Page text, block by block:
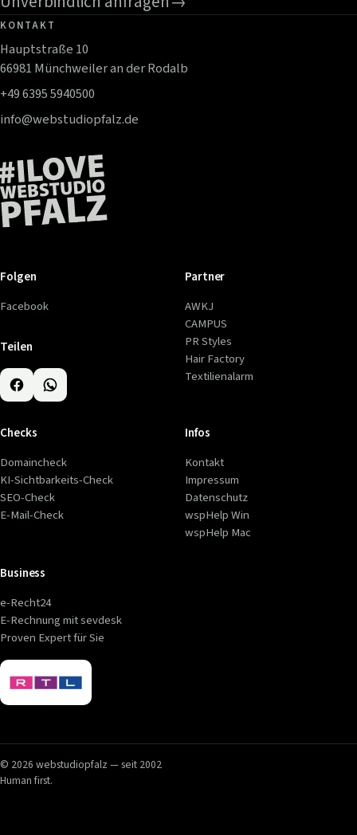
KONTAKT
Hauptstraße 10
66981 Münchweiler an der Rodalb
+49 6395 5940500
info@webstudiopfalz.de
Folgen
Facebook
Teilen
Partner
AWKJ
CAMPUS
PR Styles
Hair Factory
Textilienalarm
Checks
Domaincheck
KI-Sichtbarkeits-Check
SEO-Check
E-Mail-Check
Infos
Kontakt
Impressum
Datenschutz
wspHelp Win
wspHelp Mac
Business
e-Recht24
E-Rechnung mit sevdesk
Proven Expert für Sie
© 2026 webstudiopfalz — seit 2002
Human first.